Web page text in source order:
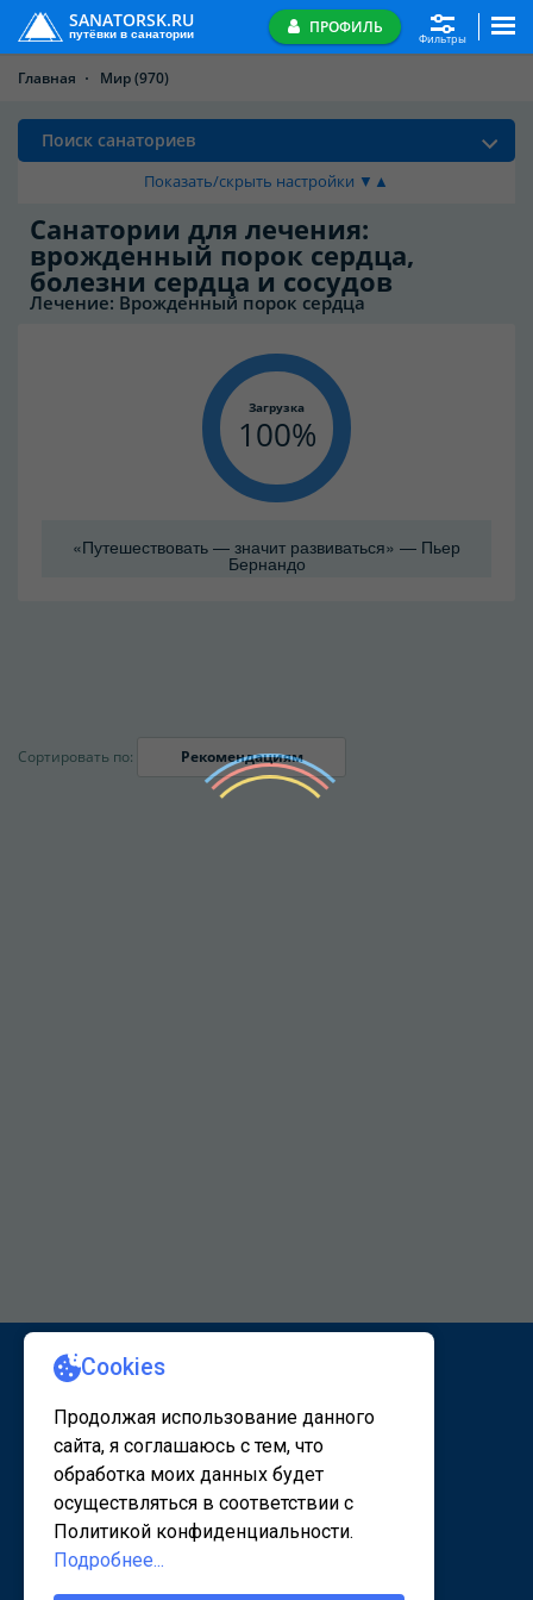
SANATORSK.RU
путёвки в санатории ПРОФИЛЬ
Фильтры
Главная Мир(970)
Поиск санаториев
Показать/скрыть настройки ▼▲
Санатории для лечения:
врожденный порок сердца,
болезни сердца и сосудов
Лечение: Врожденный порок сердца
Загрузка
100
«Путешествовать — значит развиваться» — Пьер
Бернандо
Сортировать по: Рекомендациям
КАРТА САЙТА 1 КАРТА САЙТА 2
© 2020 - 2026, www.sanatorsk.ru